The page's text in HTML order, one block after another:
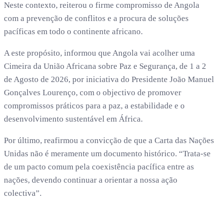
Neste contexto, reiterou o firme compromisso de Angola
com a prevenção de conflitos e a procura de soluções
pacíficas em todo o continente africano.
A este propósito, informou que Angola vai acolher uma
Cimeira da União Africana sobre Paz e Segurança, de 1 a 2
de Agosto de 2026, por iniciativa do Presidente João Manuel
Gonçalves Lourenço, com o objectivo de promover
compromissos práticos para a paz, a estabilidade e o
desenvolvimento sustentável em África.
Por último, reafirmou a convicção de que a Carta das Nações
Unidas não é meramente um documento histórico. “Trata-se
de um pacto comum pela coexistência pacífica entre as
nações, devendo continuar a orientar a nossa ação
colectiva”.